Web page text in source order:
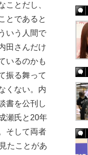
ことだし、
とであると
いう人間で
田さんだけ
いるのかも
振る舞って
くない。内
書を公刊し
瀬氏と20年
そして両者
たことがあ